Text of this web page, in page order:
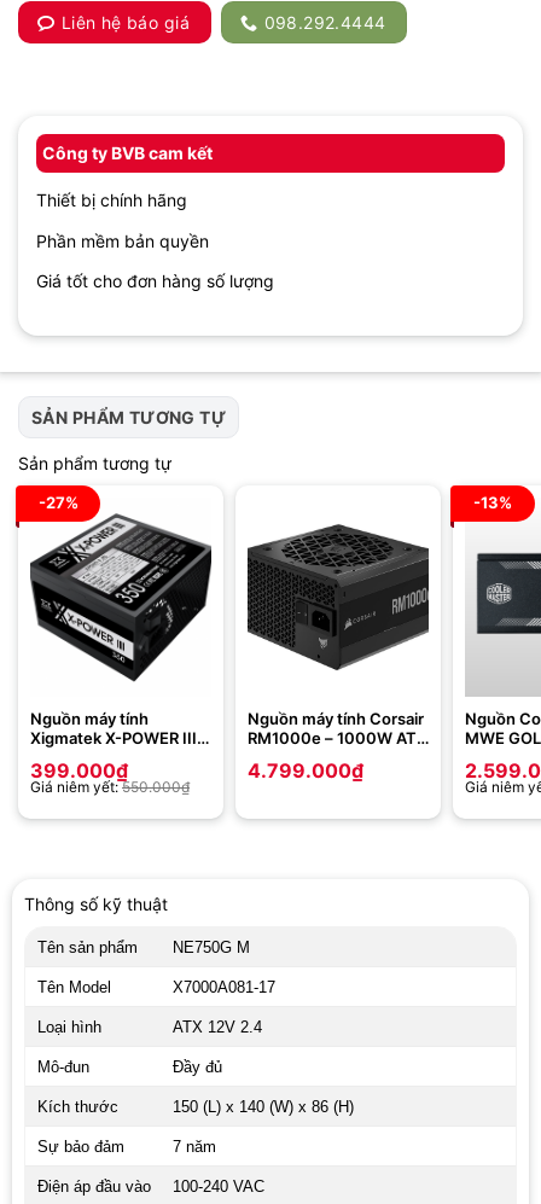
Liên hệ báo giá
098.292.4444
Công ty BVB cam kết
Thiết bị chính hãng
Phần mềm bản quyền
Giá tốt cho đơn hàng số lượng
SẢN PHẨM TƯƠNG TỰ
Sản phẩm tương tự
-27%
Nguồn máy tính
Xigmatek X-POWER III
399.000₫
Giá niêm yết:550.000₫
Nguồn máy tính Corsair
RM1000e – 1000W ATX
Gold – Full Modul (CP-
4.799.000₫
-13%
Nguồn
MWE
(MPE-
Giá niêm
Thông số kỹ thuật
Tên sản phẩm NE750G M
Tên Model X7000A081-17
Loại hình ATX 12V 2.4
Mô-đun Đầy đủ
Kích thước 150 (L) x 140 (W) x 86 (H)
Sự bảo đảm 7 năm
Điện áp đầu vào 100-240 VAC